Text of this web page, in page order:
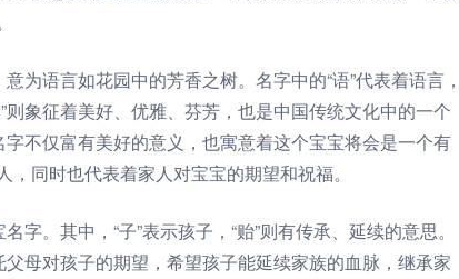
为语言如花园中的芳香之树。名字中的“语”代表着语言，
则象征着美好、优雅、芬芳，也是中国传统文化中的一个
字不仅富有美好的意义，也寓意着这个宝宝将会是一个有
同时也代表着家人对宝宝的期望和祝福。
字。其中，“子”表示孩子，“贻”则有传承、延续的意思。
父母对孩子的期望，希望孩子能延续家族的血脉，继承家